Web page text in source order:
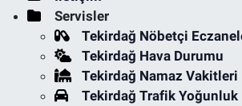
Servisler
Tekirdağ Nöbetçi
Tekirdağ Hava Durumu
Tekirdağ Namaz Vakitleri
Tekirdağ Trafik Yoğunluk